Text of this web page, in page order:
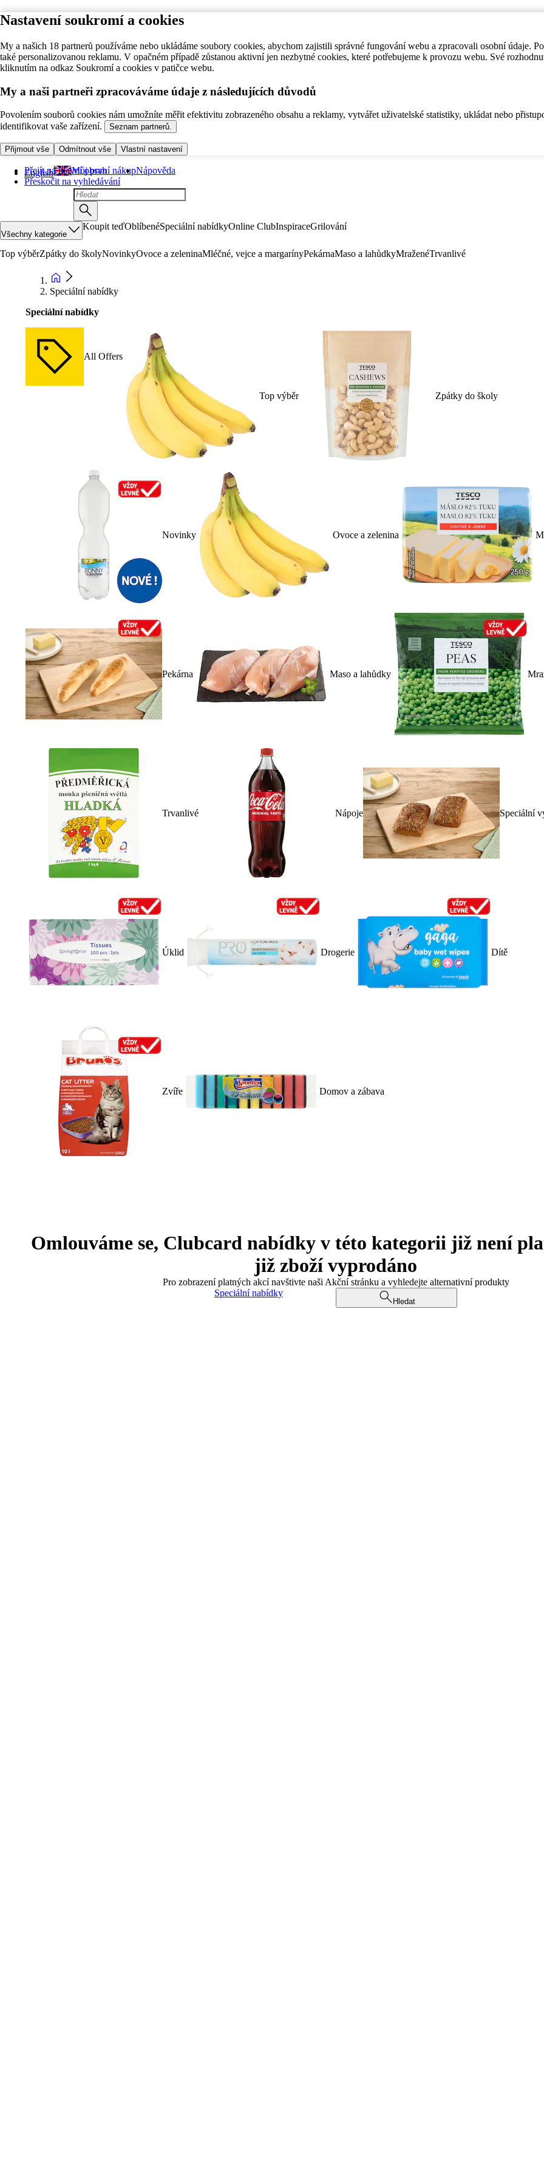
Nastavení soukromí a cookies
My a našich 18 partnerů používáme nebo ukládáme soubory cookies, abychom zajistili správné fungování webu a zpracovali osobní údaje.
také personalizovanou reklamu. V opačném případě zůstanou aktivní jen nezbytné cookies, které potřebujeme k provozu webu. Své
kliknutím na odkaz Soukromí a cookies v patičce webu.
My a naši partneři zpracováváme údaje z následujících důvodů
Povolením souborů cookies nám umožníte měřit efektivitu zobrazeného obsahu a reklamy, vytvářet uživatelské statistiky, ukládat nebo
identifikovat vaše zařízení.
Seznam partnerů.
Přijmout vše Odmítnout vše Vlastní nastavení
Přejít na hlavní obsah
Přeskočit na vyhledávání
English Můj první nákupNápověda
Všechny kategorie
Koupit teďOblíbenéSpeciální nabídkyOnline ClubInspiraceGrilování
Top výběrZpátky do školyNovinkyOvoce a zeleninaMléčné, vejce a margarínyPekárnaMaso a lahůdkyMraženéTrvanlivé
Speciální nabídky
Speciální nabídky
All Offers
Top výběr Zpátky do školy
Novinky Ovoce a zelenina
Pekárna Maso a lahůdky
Trvanlivé Nápoje Speciální
Úklid Drogerie Dítě
Zvíře Domov a zábava
Omlouváme se, Clubcard nabídky v této kategorii již není
již zboží vyprodáno
Pro zobrazení platných akcí navštivte naši Akční stránku a vyhledejte alternativní produkty
Speciální nabídky
Hledat